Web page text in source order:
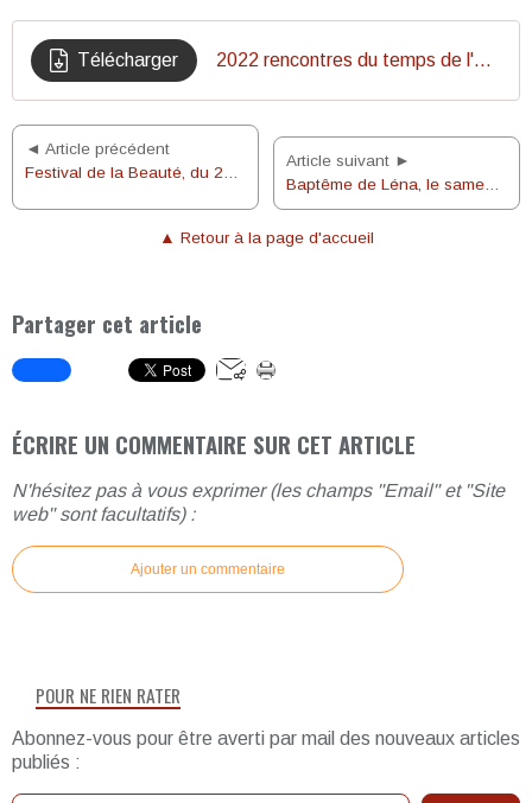
Télécharger 2022 rencontres du temps de l'Avent
◄ Article précédent
Festival de la Beauté, du 25 au 27 novembre 2022
Article suivant ►
Baptême de Léna, le samedi 26 novembre 2022
▲ Retour à la page d'accueil
Partager cet article
ÉCRIRE UN COMMENTAIRE SUR CET ARTICLE
N'hésitez pas à vous exprimer (les champs "Email" et "Site
web" sont facultatifs) :
Ajouter un commentaire
POUR NE RIEN RATER
Abonnez-vous pour être averti par mail des nouveaux articles
publiés :